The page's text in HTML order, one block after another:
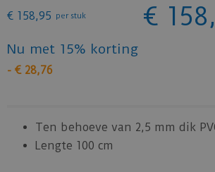
€ 158,95 per stuk € 158,
Nu met 15% korting
- € 28,76
Ten behoeve van 2,5 mm dik
Lengte 100 cm